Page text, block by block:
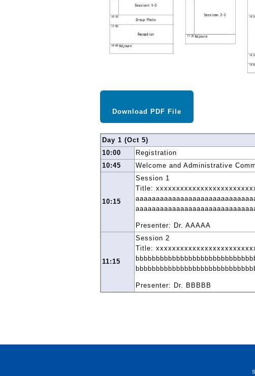
Download PDF File
Day 1 (Oct 5)
10:00
Registration
10:45
Welcome and Administrative
10:15
Session 1
Title:
Presenter: Dr. AAAAA
11:15
Session 2
Title:
Presenter: Dr. BBBBB